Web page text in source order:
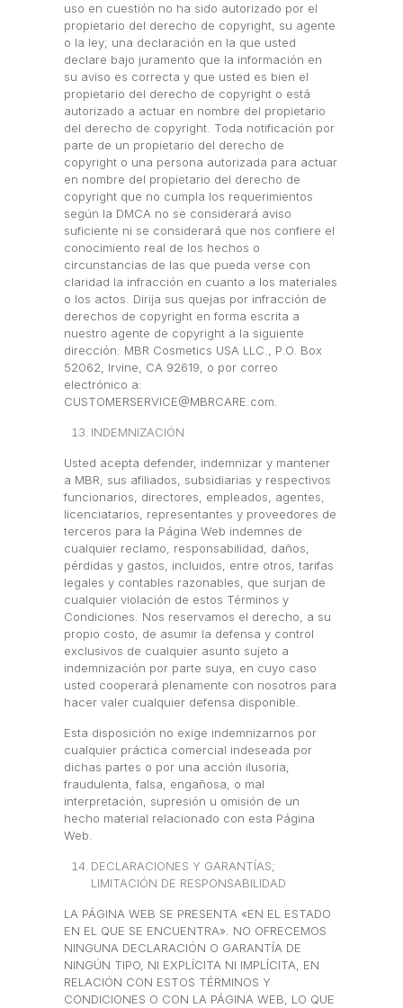
uso en cuestión no ha sido autorizado por el
propietario del derecho de copyright, su agente
o la ley; una declaración en la que usted
declare bajo juramento que la información en
su aviso es correcta y que usted es bien el
propietario del derecho de copyright o está
autorizado a actuar en nombre del propietario
del derecho de copyright. Toda notificación por
parte de un propietario del derecho de
copyright o una persona autorizada para actuar
en nombre del propietario del derecho de
copyright que no cumpla los requerimientos
según la DMCA no se considerará aviso
suficiente ni se considerará que nos confiere el
conocimiento real de los hechos o
circunstancias de las que pueda verse con
claridad la infracción en cuanto a los materiales
o los actos. Dirija sus quejas por infracción de
derechos de copyright en forma escrita a
nuestro agente de copyright a la siguiente
dirección: MBR Cosmetics USA LLC., P.O. Box
52062, Irvine, CA 92619, o por correo
electrónico a:
CUSTOMERSERVICE@MBRCARE.com.
INDEMNIZACIÓN
Usted acepta defender, indemnizar y mantener
a MBR, sus afiliados, subsidiarias y respectivos
funcionarios, directores, empleados, agentes,
licenciatarios, representantes y proveedores de
terceros para la Página Web indemnes de
cualquier reclamo, responsabilidad, daños,
pérdidas y gastos, incluidos, entre otros, tarifas
legales y contables razonables, que surjan de
cualquier violación de estos Términos y
Condiciones. Nos reservamos el derecho, a su
propio costo, de asumir la defensa y control
exclusivos de cualquier asunto sujeto a
indemnización por parte suya, en cuyo caso
usted cooperará plenamente con nosotros para
hacer valer cualquier defensa disponible.
Esta disposición no exige indemnizarnos por
cualquier práctica comercial indeseada por
dichas partes o por una acción ilusoria,
fraudulenta, falsa, engañosa, o mal
interpretación, supresión u omisión de un
hecho material relacionado con esta Página
Web.
DECLARACIONES Y GARANTÍAS;
LIMITACIÓN DE RESPONSABILIDAD
LA PÁGINA WEB SE PRESENTA «EN EL ESTADO
EN EL QUE SE ENCUENTRA». NO OFRECEMOS
NINGUNA DECLARACIÓN O GARANTÍA DE
NINGÚN TIPO, NI EXPLÍCITA NI IMPLÍCITA, EN
RELACIÓN CON ESTOS TÉRMINOS Y
CONDICIONES O CON LA PÁGINA WEB, LO QUE